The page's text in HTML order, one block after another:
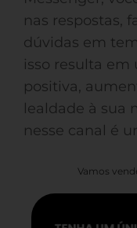
nas respostas,
dúvidas em
isso resulta
positiva,
lealdade à sua
nesse canal é
Vamos